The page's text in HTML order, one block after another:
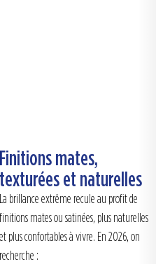
Finitions mates,
texturées et naturelles
La brillance extrême recule au profit de
finitions mates ou satinées, plus naturelles
et plus confortables à vivre. En 2026, on
recherche :